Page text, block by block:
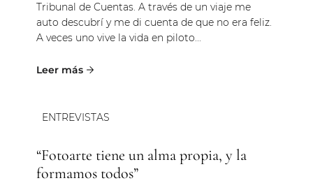
Tribunal de Cuentas. A través de un viaje me
auto descubrí y me di cuenta de que no era feliz.
A veces uno vive la vida en piloto...
“Fotoarte tiene un alma propia, y la
formamos todos”
ENTREVISTAS